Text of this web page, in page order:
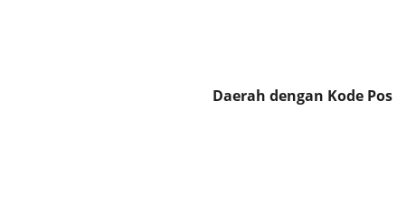
Daerah dengan Kode Pos